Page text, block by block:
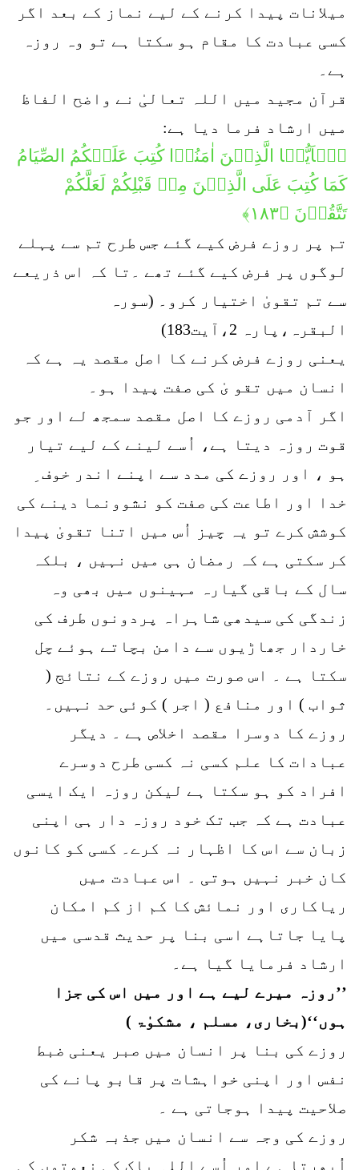
میلانات پیدا کرنے کے لیے نماز کے بعد اگر
کسی عبادت کا مقام ہو سکتا ہے تو وہ روزہ
ہے۔
قرآن مجید میں اللہ تعالیٰ نے واضح الفاظ
میں ارشاد فرما دیا ہے:
یٰۤاَیُّہَا الَّذِیۡنَ اٰمَنُوۡا كُتِبَ عَلَیۡكُمُ الصِّیَامُ
کَمَا كُتِبَ عَلَی الَّذِیۡنَ مِنۡ قَبْلِكُمْ لَعَلَّكُمْ
تَتَّقُوۡنَ ﴿۱۸۳﴾
تم پر روزے فرض کیے گئے جس طرح تم سے پہلے
لوگوں پر فرض کیے گئے تھے ۔تا کہ اس ذریعے
سے تم تقویٰ اختیار کرو۔ (سورہ
البقرہ،پارہ 2،آیت183)
یعنی روزے فرض کرنے کا اصل مقصد یہ ہے کہ
انسان میں تقو یٰ کی صفت پیدا ہو۔
اگر آدمی روزے کا اصل مقصد سمجھ لے اور جو
قوت روزہ دیتا ہے، اُسے لینے کے لیے تیار
ہو ، اور روزے کی مدد سے اپنے اندر خوف ِ
خدا اور اطاعت کی صفت کو نشوونما دینے کی
کوشش کرے تو یہ چیز اُس میں اتنا تقویٰ پیدا
کر سکتی ہے کہ رمضان ہی میں نہیں ، بلکہ
سال کے باقی گیارہ مہینوں میں بھی وہ
زندگی کی سیدھی شاہراہ پردونوں طرف کی
خاردار جھاڑیوں سے دامن بچاتے ہوئے چل
سکتا ہے ۔ اس صورت میں روزے کے نتائج (
ثواب ) اور منافع ( اجر ) کوئی حد نہیں۔
روزے کا دوسرا مقصد اخلاص ہے ۔ دیگر
عبادات کا علم کسی نہ کسی طرح دوسرے
افراد کو ہو سکتا ہے لیکن روزہ ایک ایسی
عبادت ہے کہ جب تک خود روزہ دار ہی اپنی
زبان سے اس کا اظہار نہ کرے۔ کسی کو کانوں
کان خبر نہیں ہوتی ۔ اس عبادت میں
ریاکاری اور نمائش کا کم از کم امکان
پایا جاتاہے اسی بنا پر حدیث قدسی میں
ارشاد فرمایا گیا ہے۔
’’روزہ میرے لیے ہے اور میں اس کی جزا
ہوں‘‘(بخاری، مسلم ، مشکوٰۃ )
روزے کی بنا پر انسان میں صبر یعنی ضبط
نفس اور اپنی خواہشات پر قابو پانے کی
صلاحیت پیدا ہوجاتی ہے ۔
روزے کی وجہ سے انسان میں جذبہ شکر
اُبھرتا ہے اور اُسے اللہ پاک کی نعمتوں کی